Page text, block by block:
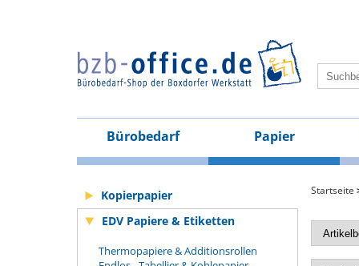
Bürobedarf Papier
Kopierpapier
EDV Papiere & Etiketten
Thermopapiere & Additionsrollen
Startseite